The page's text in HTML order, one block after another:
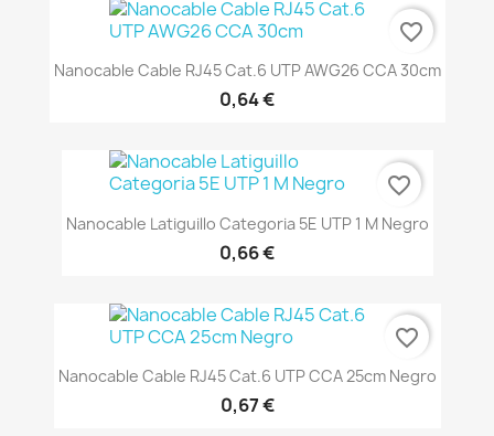
Nanocable Cable RJ45 Cat.6 UTP AWG26 CCA 30cm
0,64 €
favorite_border
Nanocable Latiguillo Categoria 5E UTP 1 M Negro
0,66 €
favorite_border
Nanocable Cable RJ45 Cat.6 UTP CCA 25cm Negro
0,67 €
favorite_border